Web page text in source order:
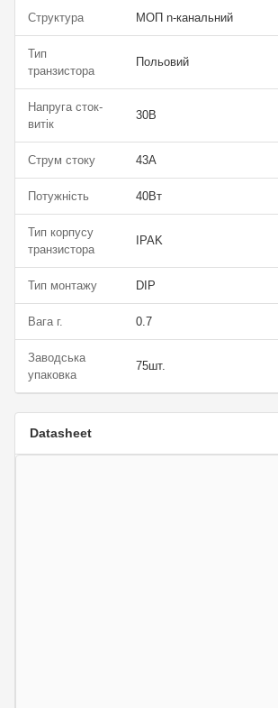
Структура МОП n-канальний
Тип
транзистора
Польовий
Напруга сток-
витік
30В
Струм стоку 43А
Потужність 40Вт
Тип корпусу
транзистора
IPAK
Тип монтажу DIP
Вага г. 0.7
Заводська
упаковка
75шт.
Datasheet